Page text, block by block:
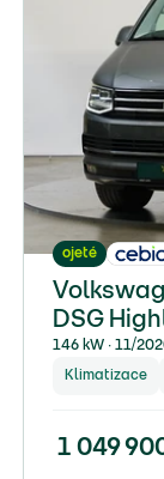
ojeté
DSG
146 kW ∙ 11/
Klimatizace
1 049